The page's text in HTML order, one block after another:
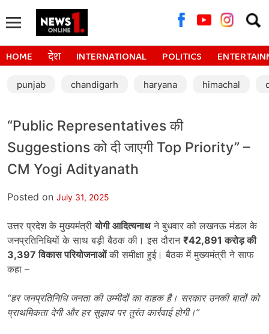
for:
HOME देश INTERNATIONAL POLITICS
punjab chandigarh haryana himachal
“Public Representatives की
Suggestions को दी जाएगी Top Priority” –
CM Yogi Adityanath
Posted on July 31, 2025
उत्तर प्रदेश के मुख्यमंत्रीयोगी आदित्यनाथने बुधवार को लखनऊ मंडल के
जनप्रतिनिधियों के साथ बड़ी बैठक की। इस दौरान ₹42,891करोड़ की
3,397विकास परियोजनाओंकी समीक्षा हुई। बैठक में मुख्यमंत्री ने साफ
कहा –
“हर जनप्रतिनिधि जनता की उम्मीदों का वाहक है। सरकार उनकी बातों को
प्राथमिकता देगी और हर सुझाव पर तुरंत कार्रवाई होगी।”